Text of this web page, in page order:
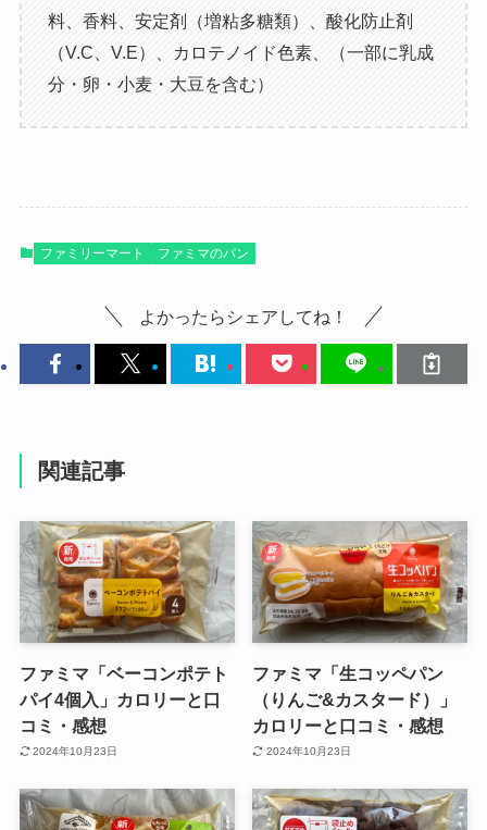
料、香料、安定剤（増粘多糖類）、酸化防止剤
（V.C、V.E）、カロテノイド色素、（一部に乳成
分・卵・小麦・大豆を含む）
ファミリーマート ファミマのパン
よかったらシェアしてね！
関連記事
ファミマ「ベーコンポテト
パイ4個入」カロリーと口
コミ・感想
2024年10月23日
ファミマ「生コッペパン
（りんご&カスタード）」
カロリーと口コミ・感想
2024年10月23日